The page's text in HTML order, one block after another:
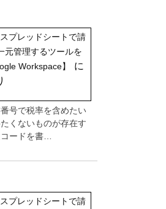
プレッドシートで請
元管理するツールを
Workspace】
に
号で税率を含めたい
くないものが存在す
ードを書…
プレッドシートで請